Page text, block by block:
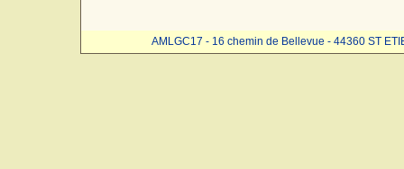
AMLGC17 - 16 chemin de Bellevue - 44360 ST